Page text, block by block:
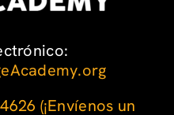
(¡Envíenos un